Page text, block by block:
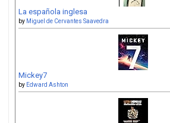
La española inglesa
by Miguel de Cervantes Saavedra
Mickey7
by Edward Ashton